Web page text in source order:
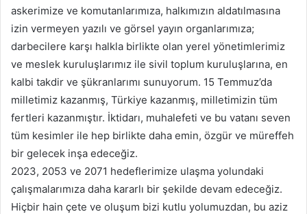
askerimize ve komutanlarımıza, halkımızın aldatılmasına
izin vermeyen yazılı ve görsel yayın organlarımıza;
darbecilere karşı halkla birlikte olan yerel yönetimlerimiz
ve meslek kuruluşlarımız ile sivil toplum kuruluşlarına, en
kalbi takdir ve şükranlarımı sunuyorum. 15 Temmuz’da
milletimiz kazanmış, Türkiye kazanmış, milletimizin tüm
fertleri kazanmıştır. İktidarı, muhalefeti ve bu vatanı seven
tüm kesimler ile hep birlikte daha emin, özgür ve müreffeh
bir gelecek inşa edeceğiz.
2023, 2053 ve 2071 hedeflerimize ulaşma yolundaki
çalışmalarımıza daha kararlı bir şekilde devam edeceğiz.
Hiçbir hain çete ve oluşum bizi kutlu yolumuzdan, bu aziz